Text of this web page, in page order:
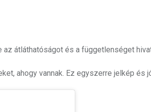
átláthatóságot és a függetlenséget
ahogy vannak. Ez egyszerre jelkép és